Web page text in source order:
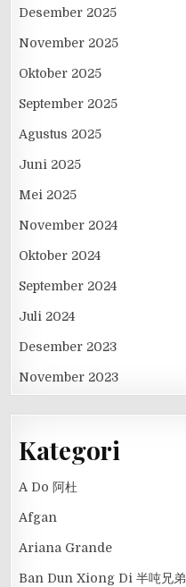
Desember 2025
November 2025
Oktober 2025
September 2025
Agustus 2025
Juni 2025
Mei 2025
November 2024
Oktober 2024
September 2024
Juli 2024
Desember 2023
November 2023
Kategori
A Do 阿杜
Afgan
Ariana Grande
Ban Dun Xiong Di 半吨兄弟